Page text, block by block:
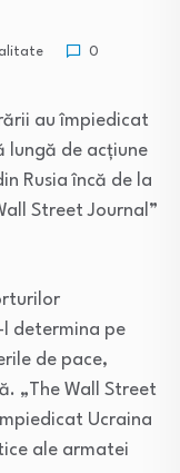
0
au împiedicat
lungă de acțiune
Rusia încă de la
Street Journal”
l determina pe
de pace,
„The Wall Street
Ucraina
ale armatei